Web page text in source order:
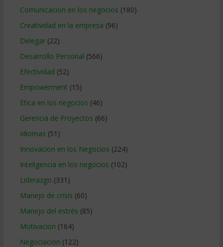
Comunicacion en los negocios (180)
Creatividad en la empresa (96)
Delegar(22)
Desarrollo Personal (566)
Efectividad (52)
Empowerment (15)
Etica en los negocios (46)
Gerencia de Proyectos (66)
Idiomas (51)
Innovacion en los Negocios (224)
Inteligencia en los negocios (102)
Liderazgo (331)
Manejo de crisis (60)
Manejo del estrés (85)
Motivacion (164)
Negociacion (122)